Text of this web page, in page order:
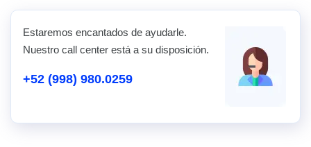
Estaremos encantados de ayudarle.
Nuestro call center está a su disposición.
+52 (998) 980.0259